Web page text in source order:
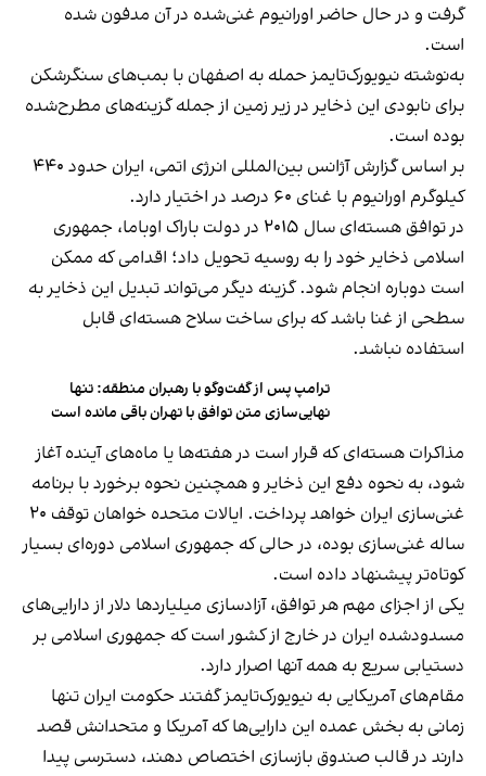
گرفت و در حال حاضر اورانیوم غنی‌شده در آن مدفون شده
است.
به‌نوشته نیویورک‌تایمز حمله به اصفهان با بمب‌های سنگرشکن
برای نابودی این ذخایر در زیر زمین از جمله گزینه‌های مطرح‌شده
بوده است.
بر اساس گزارش آژانس بین‌المللی انرژی اتمی، ایران حدود ۴۴۰
کیلوگرم اورانیوم با غنای ۶۰ درصد در اختیار دارد.
در توافق هسته‌ای سال ۲۰۱۵ در دولت باراک اوباما، جمهوری
اسلامی ذخایر خود را به روسیه تحویل داد؛ اقدامی که ممکن
است دوباره انجام شود. گزینه دیگر می‌تواند تبدیل این ذخایر به
سطحی از غنا باشد که برای ساخت سلاح هسته‌ای قابل
استفاده نباشد.
ترامپ پس از گفت‌وگو با رهبران منطقه: تنها
نهایی‌سازی متن توافق با تهران باقی مانده است
مذاکرات هسته‌ای که قرار است در هفته‌ها یا ماه‌های آینده آغاز
شود، به نحوه دفع این ذخایر و همچنین نحوه برخورد با برنامه
غنی‌سازی ایران خواهد پرداخت. ایالات متحده خواهان توقف ۲۰
ساله غنی‌سازی بوده، در حالی که جمهوری اسلامی دوره‌ای بسیار
کوتاه‌تر پیشنهاد داده است.
یکی از اجزای مهم هر توافق، آزادسازی میلیاردها دلار از دارایی‌های
مسدودشده ایران در خارج از کشور است که جمهوری اسلامی بر
دستیابی سریع به همه آنها اصرار دارد.
مقام‌های آمریکایی به نیویورک‌تایمز گفتند حکومت ایران تنها
زمانی به بخش عمده این دارایی‌ها که آمریکا و متحدانش قصد
دارند در قالب صندوق بازسازی اختصاص دهند، دسترسی پیدا